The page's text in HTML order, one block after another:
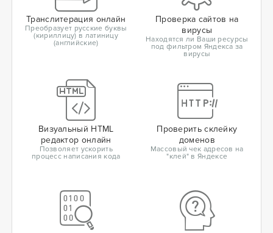
Транслитерация онлайн
Преобразует русские буквы
(кириллицу) в латиницу
(английские)
Проверка сайтов на
вирусы
Находятся ли Ваши ресурсы
под фильтром Яндекса за
вирусы
Визуальный HTML
редактор онлайн
Позволяет ускорить
процесс написания кода
Проверить склейку
доменов
Массовый чек адресов на
"клей" в Яндексе